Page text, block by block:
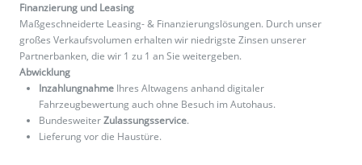
Finanzierung und Leasing
Maßgeschneiderte Leasing- & Finanzierungslösungen. Durch unser
großes Verkaufsvolumen erhalten wir niedrigste Zinsen unserer
Partnerbanken, die wir 1 zu 1 an Sie weitergeben.
Abwicklung
Inzahlungnahme Ihres Altwagens anhand digitaler
Fahrzeugbewertung auch ohne Besuch im Autohaus.
BundesweiterZulassungsservice.
Lieferung vor die Haustüre.